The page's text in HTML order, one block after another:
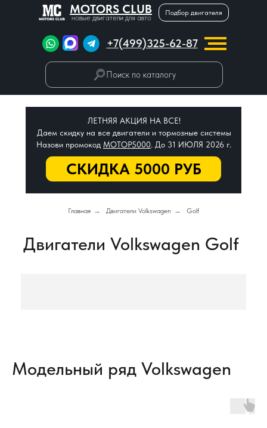
MOTORS CLUB
новые двигатели для авто
Подбор двигателя
+7(499)325-62-87
Поиск по каталогу
СКИДКА 5000 РУБ
ЛЕТНЯЯ АКЦИЯ НА ВСЕ!
Даем скидку на все двигатели и тормозные системы
Назови промокод МОТОР5000. До 31 ИЮЛЯ 2026 г.
Главная → Двигатели Volkswagen → Golf
Двигатели Volkswagen Golf
Модельный ряд Volkswagen